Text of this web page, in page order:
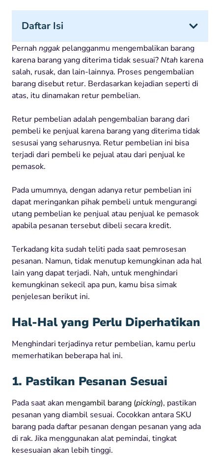
Pernah nggak pelangganmu mengembalikan barang
karena barang yang diterima tidak sesuai?Ntah karena
salah, rusak, dan lain-lainnya. Proses pengembalian
barang disebut retur. Berdasarkan kejadian seperti di
atas, itu dinamakan retur pembelian.
Retur pembelian adalah pengembalian barang dari
pembeli ke penjual karena barang yang diterima tidak
sesusai yang seharusnya. Retur pembelian ini bisa
terjadi dari pembeli ke pejual atau dari penjual ke
pemasok.
Pada umumnya, dengan adanya retur pembelian ini
dapat meringankan pihak pembeli untuk mengurangi
utang pembelian ke penjual atau penjual ke pemasok
apabila pesanan tersebut dibeli secara kredit.
Terkadang kita sudah teliti pada saat pemrosesan
pesanan. Namun, tidak menutup kemungkinan ada hal
lain yang dapat terjadi. Nah, untuk menghindari
kemungkinan sekecil apa pun, kamu bisa simak
penjelesan berikut ini.
Hal-Hal yang Perlu Diperhatikan
Menghindari terjadinya retur pembelian, kamu perlu
memerhatikan beberapa hal ini.
1. Pastikan Pesanan Sesuai
Pada saat akan mengambil barang (picking), pastikan
pesanan yang diambil sesuai. Cocokkan antara SKU
barang pada daftar pesanan dengan pesanan yang ada
di rak. Jika menggunakan alat pemindai, tingkat
kesesuaian akan lebih tinggi.
Daftar Isi